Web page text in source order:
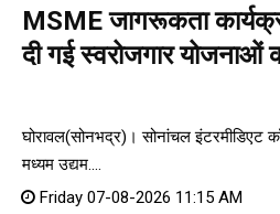
MSME जागरूकता
दी गई स्वरोजगार योजनाओं
घोरावल(सोनभद्र)। सोनांचल इंटरमीडिएट
मध्यम उद्यम....
Friday 07-08-2026 11:15 AM